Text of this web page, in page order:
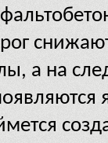
а на